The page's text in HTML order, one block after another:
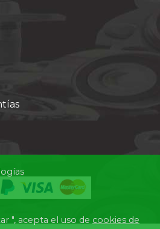
", acepta el uso de cookies de